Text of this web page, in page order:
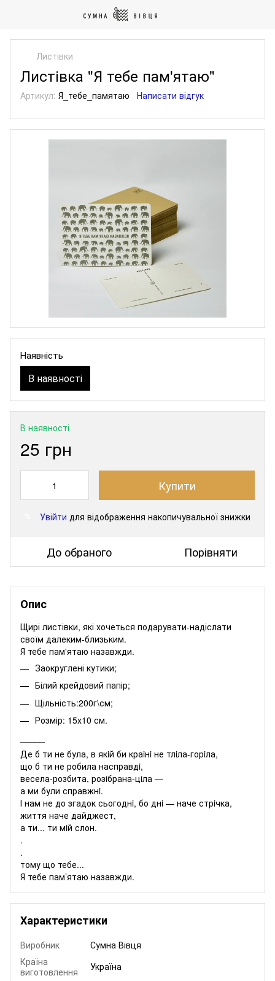
Листівки
Листівка "Я тебе пам'ятаю"
Артикул: Я_тебе_памятаю Написати відгук
Наявність
В наявності
В наявності
25 грн
Купити
Увійти для відображення накопичувальної знижки
До обраного Порівняти
Опис
Щирі листівки, які хочеться подарувати-надіслати
своїм далеким-близьким.
Я тебе пам'ятаю назавжди.
Заокруглені кутики;
Білий крейдовий папір;
Щільність:200г\см;
Розмір: 15х10 см.
Де б ти не була, в якiй би краiнi не тлiла-горiла,
що б ти не робила насправдi,
весела-розбита, розiбрана-цiла —
а ми були справжнi.
І нам не до згадок сьогоднi, бо днi — наче стрiчка,
життя наче дайджест,
а ти... ти мiй слон.
.
.
тому що тебе...
Я тебе пам’ятаю назавжди.
Характеристики
Виробник
Сумна Вівця
Країна
виготовлення
Україна